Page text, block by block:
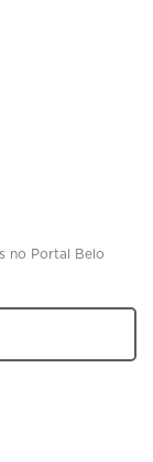
no Portal Belo